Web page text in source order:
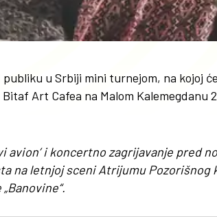
u Srbiji mini turnejom, na kojoj
Art Cafea na Malom Kalemegdanu
avion’ i koncertno zagrijavanje pred
na letnjoj sceni Atrijumu Pozorišnog